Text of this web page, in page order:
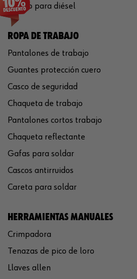
Aditivo para diésel
ROPA DE TRABAJO
Pantalones de trabajo
Guantes protección cuero
Casco de seguridad
Chaqueta de trabajo
Pantalones cortos trabajo
Chaqueta reflectante
Gafas para soldar
Cascos antirruidos
Careta para soldar
HERRAMIENTAS MANUALES
Crimpadora
Tenazas de pico de loro
Llaves allen